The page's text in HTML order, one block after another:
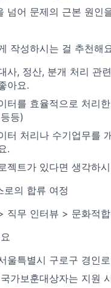
넘어 문제의 근본 원인
작성하시는 걸 추천해
사, 정산, 분개 처리 관
아요.
터를 효율적으로 처리
등)
터 처리나 수기업무를
.
젝트가 있다면 생각하
로의 합류 여정
직무 인터뷰 > 문화적
울특별시 구로구 경인
가보훈대상자는 지원